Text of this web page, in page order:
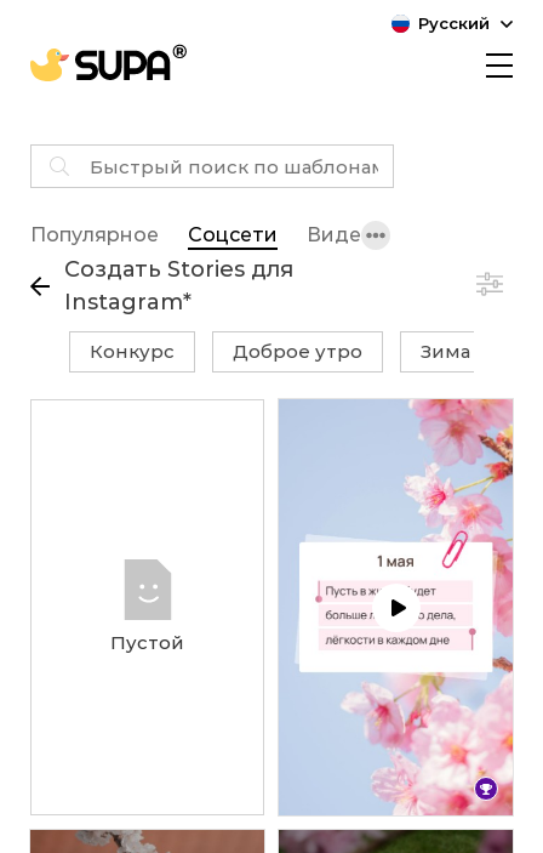
Русский
Популярное Соцсети Видео
Создать Stories для
Instagram*
конкурс доброе утро зима
Пустой